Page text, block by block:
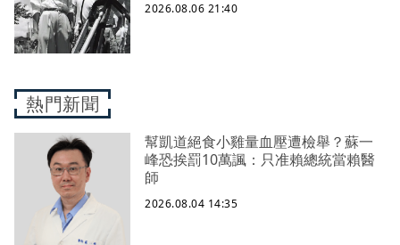
2026.08.06 21:40
熱門新聞
幫凱道絕食小雞量血壓遭檢舉？蘇一
峰恐挨罰10萬諷：只准賴總統當賴醫
師
2026.08.04 14:35